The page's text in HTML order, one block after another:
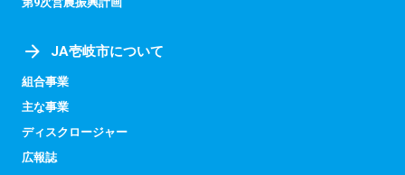
JA壱岐市について
組合事業
主な事業
ディスクロージャー
広報誌